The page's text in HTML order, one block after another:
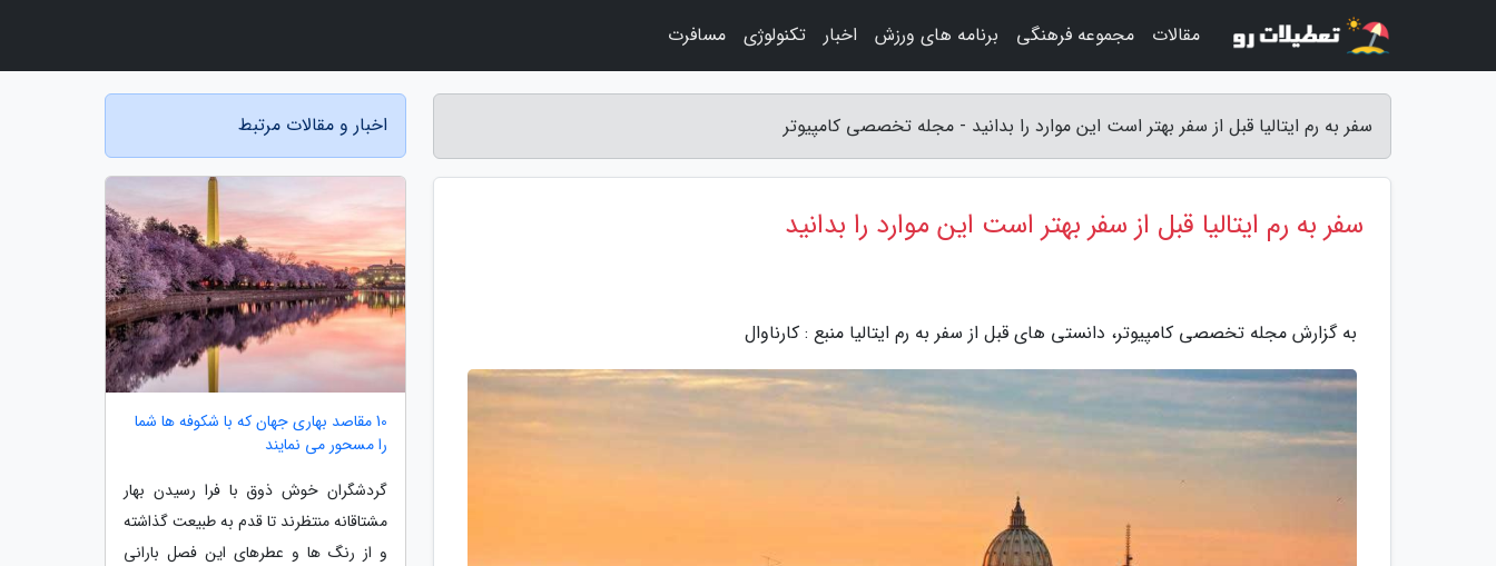
سفر به رم ایتالیا قبل از سفر بهتر است این موارد را بدانید - مجله تخصصی کامپیوتر
سفر به رم ایتالیا قبل از سفر بهتر است این موارد را بدانید
به گزارش مجله تخصصی کامپیوتر، دانستی های قبل از سفر به رم ایتالیا منبع : کارناوال
اخبار و مقالات مرتبط
10 مقاصد بهاری جهان که با شکوفه ها شما
را مسحور می نمایند
گردشگران خوش ذوق با فرا رسیدن بهار
مشتاقانه منتظرند تا قدم به طبیعت گذاشته
و از رنگ ها و عطرهای این فصل بارانی
مقالات مجموعه فرهنگی برنامه های ورزش اخبار تکنولوژی مسافرت